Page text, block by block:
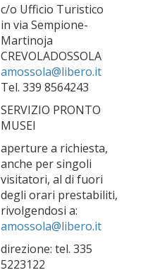
c/o Ufficio Turistico
in via Sempione-
Martinoja
CREVOLADOSSOLA
amossola@libero.it
Tel. 339 8564243
SERVIZIO PRONTO
MUSEI
aperture a richiesta,
anche per singoli
visitatori, al di fuori
degli orari prestabiliti,
rivolgendosi a:
amossola@libero.it
direzione: tel. 335
5223122